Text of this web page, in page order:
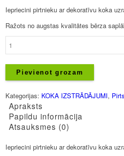
Iepriecini pirtnieku ar dekoratīvu koka
Ražots no augstas kvalitātes bērza
Pirtiņa
(RU)
daudzums
Pievienot grozam
Kategorijas: KOKA IZSTRĀDĀJUMI,
Apraksts
Papildu informācija
Atsauksmes (0)
Iepriecini pirtnieku ar dekoratīvu koka